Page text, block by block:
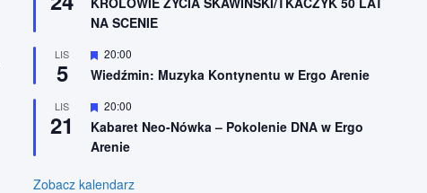
o
n
r
ó
n
i
o
e
NA SCENIE
LIS
5
W
y
r
ż
n
o
e
20:00
Wiedźmin: Muzyka Kontynentu w Ergo Arenie
LIS
21
W
y
r
ó
20:00
Kabaret Neo-Nówka – Pokolenie DNA w Ergo
Arenie
Zobacz kalendarz